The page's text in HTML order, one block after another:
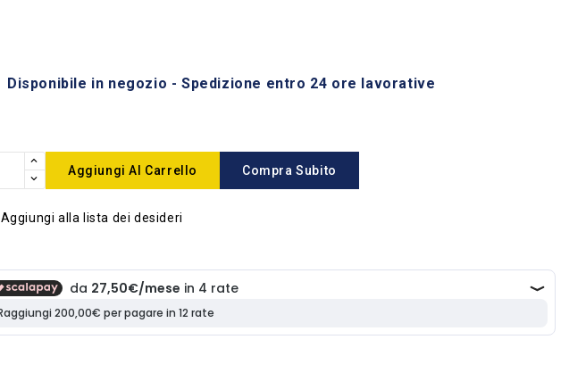
Disponibile in negozio - Spedizione entro 24 ore lavorative
Aggiungi Al Carrello Compra Subito
Aggiungi alla lista dei desideri